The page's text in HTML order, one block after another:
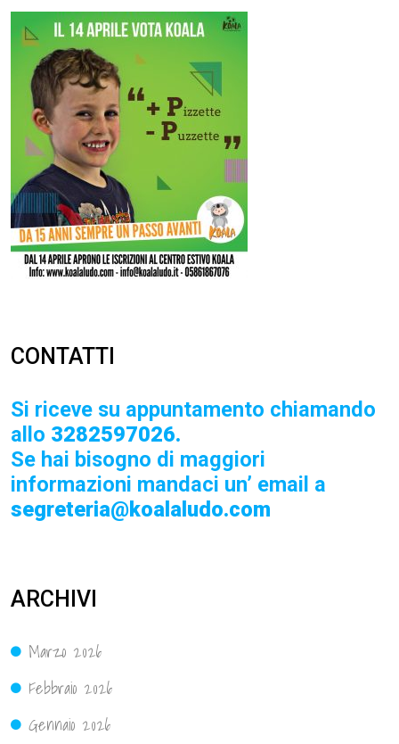
CONTATTI
Si riceve su appuntamento chiamando
allo 3282597026.
Se hai bisogno di maggiori
informazioni mandaci un’ email a
segreteria@koalaludo.com
ARCHIVI
Marzo 2026
Febbraio 2026
Gennaio 2026